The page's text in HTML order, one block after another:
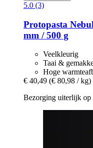
5.0 (3)
Protopasta
mm / 500 g
Veelkleurig
Taai &
Hoge
€ 40,49 (€ 80,98 / kg)
Bezorging uiterlijk op